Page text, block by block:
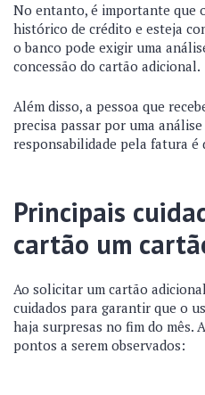
No entanto, é importante que
histórico de crédito e esteja
o banco pode exigir uma
concessão do cartão adicional.
Além disso, a pessoa que
precisa passar por uma
responsabilidade pela fatura é
Principais
cartão um
Ao solicitar um cartão
cuidados para garantir que o
haja surpresas no fim do mês.
pontos a serem observados: